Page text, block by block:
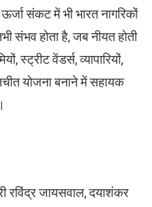
संकट में भी भारत नागरिकों
संभव होता है, जब नीयत होती
स्ट्रीट वेंडर्स, व्यापारियों,
योजना बनाने में सहायक
रविंद्र जायसवाल, दयाशंकर